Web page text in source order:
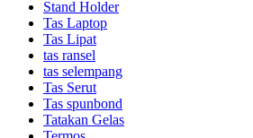
Stand Holder
Tas Laptop
Tas Lipat
tas ransel
tas selempang
Tas Serut
Tas spunbond
Tatakan Gelas